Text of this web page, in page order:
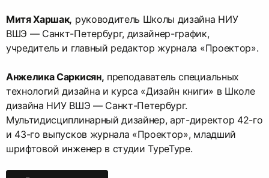
Митя Харшак, руководитель Школы дизайна НИУ
ВШЭ — Санкт-Петербург, дизайнер-график,
учредитель и главный редактор журнала «Проектор».
Анжелика Саркисян, преподаватель специальных
технологий дизайна и курса «Дизайн книги» в Школе
дизайна НИУ ВШЭ — Санкт-Петербург.
Мультидисциплинарный дизайнер, арт-директор 42-го
и 43-го выпусков журнала «Проектор», младший
шрифтовой инженер в студии TypeType.